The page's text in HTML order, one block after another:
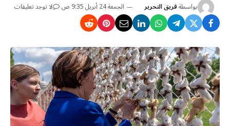
بواسطةفريق التحرير الجمعة 24 أبريل 9:35 ص لا توجد تعليقات